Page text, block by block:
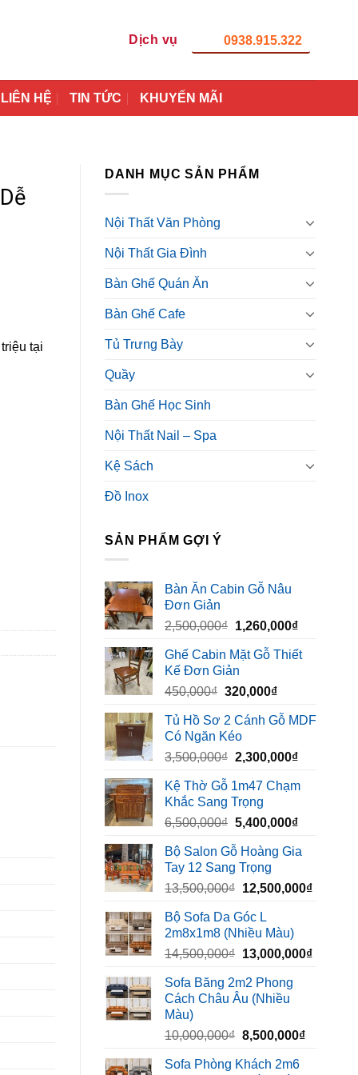
Dịch vụ 0938.915.322
LIÊN HỆ TIN TỨC KHUYẾN MÃI
DANH MỤC SẢN PHẨM
Nội Thất Văn Phòng
Nội Thất Gia Đình
Bàn Ghế Quán Ăn
Bàn Ghế Cafe
Tủ Trưng Bày
Quầy
Bàn Ghế Học Sinh
Nội Thất Nail – Spa
Kệ Sách
Đồ Inox
SẢN PHẨM GỢI Ý
Bàn Ăn Cabin Gỗ Nâu
Đơn Giản
2,500,000₫ Giá
là:
2,500,000₫.
1,260,000₫Giá
tại
Ghế Cabin Mặt Gỗ Thiết
Kế Đơn Giản
450,000₫ Giá
là:
450,000₫.
320,000₫Giá
tại
320,000₫.
Tủ Hồ Sơ 2 Cánh Gỗ MDF
Có Ngăn Kéo
3,500,000₫ Giá
là:
3,500,000₫.
2,300,000₫Giá
tại
Kệ Thờ Gỗ 1m47 Chạm
Khắc Sang Trọng
6,500,000₫ Giá
là:
6,500,000₫.
5,400,000₫Giá
tại
Bộ Salon Gỗ Hoàng Gia
Tay 12 Sang Trọng
13,500,000₫ Giá
là:
13,500,000₫.
12,500,000₫Giá
Bộ Sofa Da Góc L
2m8x1m8 (Nhiều Màu)
14,500,000₫ Giá
là:
14,500,000₫.
13,000,000₫Giá
Sofa Băng 2m2 Phong
Cách Châu Âu (Nhiều
Màu)
10,000,000₫ Giá
là:
8,500,000₫Giá
Sofa Phòng Khách 2m6
tại